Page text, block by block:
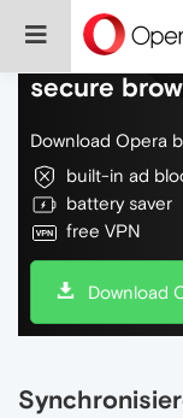
Do more on
secure
Download Opera
built-in ad
battery saver
free VPN
Download